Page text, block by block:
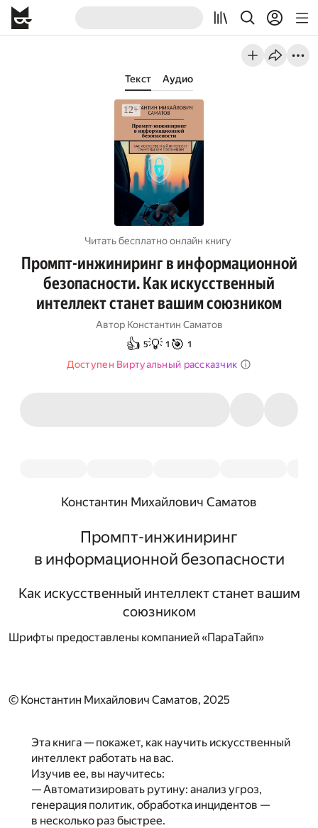
Текст Аудио
Читать бесплатно онлайн книгу
Промпт-инжиниринг в информационной
безопасности. Как искусственный
интеллект станет вашим союзником
Автор Константин Саматов
👍 5💡 1 🎯 1
Доступен Виртуальный рассказчик
Константин Михайлович Саматов
Промпт-инжиниринг
в информационной безопасности
Как искусственный интеллект станет вашим
союзником
Шрифты предоставлены компанией «ПараТайп»
© Константин Михайлович Саматов, 2025
Эта книга — покажет, как научить искусственный
интеллект работать на вас.
Изучив ее, вы научитесь:
— Автоматизировать рутину: анализ угроз,
генерация политик, обработка инцидентов —
в несколько раз быстрее.